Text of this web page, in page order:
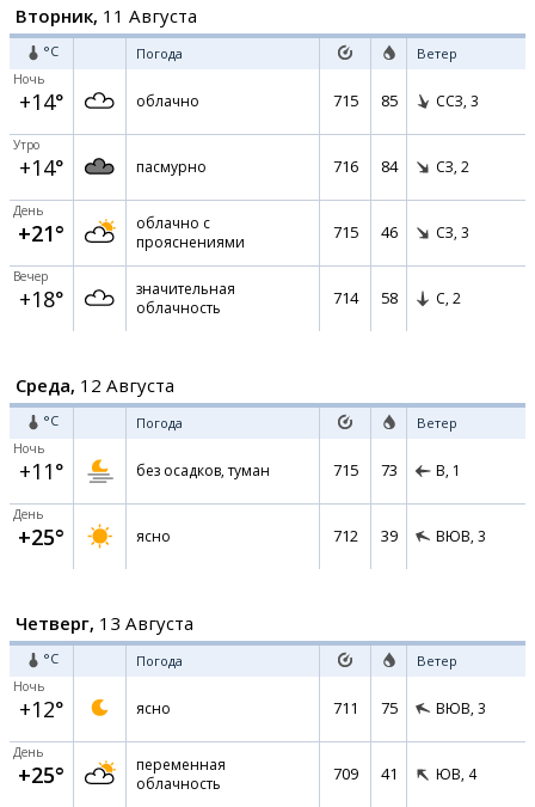
Вторник, 11 Августа
°C Погода Ветер
Ночь
+14° облачно 715 85 ССЗ, 3
Утро
+14° пасмурно 716 84 СЗ, 2
День
+21°
облачно с
прояснениями
715 46 СЗ, 3
Вечер
+18°
значительная
облачность
714 58 С, 2
Среда, 12 Августа
°C Погода Ветер
Ночь
+11° без осадков, туман 715 73 В, 1
День
+25° ясно 712 39 ВЮВ, 3
Четверг, 13 Августа
°C Погода Ветер
Ночь
+12° ясно 711 75 ВЮВ, 3
День
+25°
переменная
облачность
709 41 ЮВ, 4